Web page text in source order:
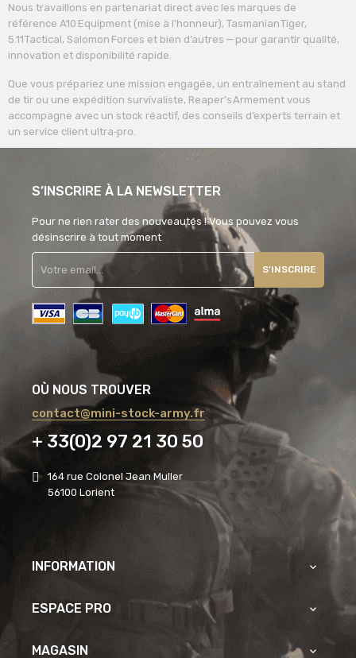
Nous travaillons en partenariat direct avec les marques de
référence A10 Equipment (mise à l’honneur), Tasmanian Tiger,
5.11 Tactical, Salomon Forces et bien d’autres — pour garantir qualité,
innovation et disponibilité rapide.
Que vous prépariez une mission engagée, un entraînement au stand
de tir ou une expédition survivaliste, Reaper’s Armement vous
accompagne avec un stock réactif, des conseils d’experts terrain et
un service client ultra‑pro.
S’INSCRIRE À LA NEWSLETTER
Pour ne rien rater des nouveautés ! Vous pouvez vous
désinscrire à tout moment
S'INSCRIRE
OÙ NOUS TROUVER
contact@mini-stock-army.fr
+ 33(0)2 97 21 30 50
164 rue Colonel Jean Muller
56100 Lorient
INFORMATION 
ESPACE PRO 
MAGASIN 